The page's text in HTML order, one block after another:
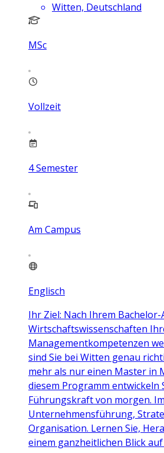
Witten, Deutschland
MSc
Vollzeit
4Semester
Am Campus
Englisch
Ihr Ziel: Nach Ihrem Bachelor-
Wirtschaftswissenschaften
Managementkompetenzen
sind Sie bei Witten genau
mehr als nur einen Master in
diesem Programm entwickeln
Führungskraft von morgen.
Unternehmensführung,
Organisation. Lernen Sie,
einem ganzheitlichen Blick